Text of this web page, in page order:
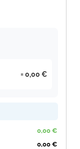
0,00 €
0,00 €
0,00 €